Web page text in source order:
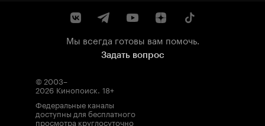
Мы всегда готовы вам помочь.
Задать вопрос
© 2003–
2026 Кинопоиск. 18+
Федеральные каналы
доступны для бесплатного
просмотра круглосуточно